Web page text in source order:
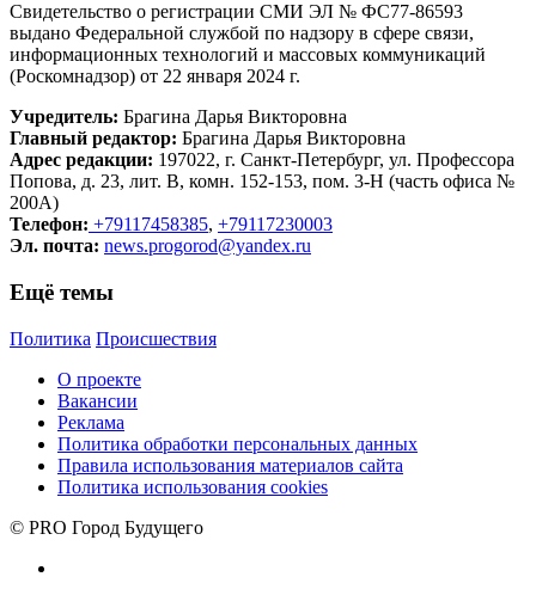
Свидетельство о регистрации СМИ ЭЛ № ФС77-86593
выдано Федеральной службой по надзору в сфере связи,
информационных технологий и массовых коммуникаций
(Роскомнадзор) от 22 января 2024 г.
Учредитель: Брагина Дарья Викторовна
Главный редактор: Брагина Дарья Викторовна
Адрес редакции: 197022, г. Санкт-Петербург, ул. Профессора
Попова, д. 23, лит. В, комн. 152-153, пом. 3-Н (часть офиса №
200А)
Телефон: +79117458385, +79117230003
Эл. почта: news.progorod@yandex.ru
Ещё темы
Политика Происшествия
О проекте
Вакансии
Реклама
Политика обработки персональных данных
Правила использования материалов сайта
Политика использования cookies
© PRO Город Будущего